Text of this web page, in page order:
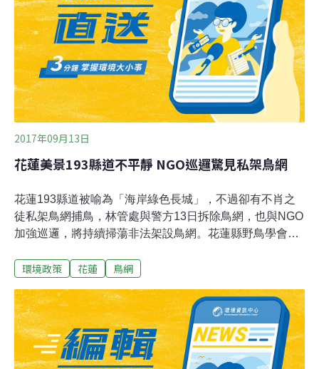
獲鳥網，某次還曾當場緝捕架網嫌犯，管理處強調，目前
已掌握多處架網熱點，除加強巡視外，也將與保安警察合
作強化查緝工作，並呼籲民眾若發現有違法擄鴿網的設
置，可撥打03-5224163向新竹林區管理處通報。
2017年09月13日
花蓮美景193縣道不平靜 NGO巡邏驚見私架鳥網
花蓮193縣道被喻為「海岸綠色長城」，不過卻有不肖之
徒私架鳥網捕鳥，林管處與警方13日拆除鳥網，也與NGO
加強巡邏，將持續掃蕩非法架設鳥網。花蓮縣野鳥學會理
向地方政府申請架設鳥網，但在193這種私架鳥網行為真
的線索，而警方埋伏數日也未見有人來收網，但就鳥網上
殘留的數隻鳥類屍體可知，這樣的行為已經對保安林生態
產生危害，並違反野生動物保育法。
環境政策 花蓮 鳥網